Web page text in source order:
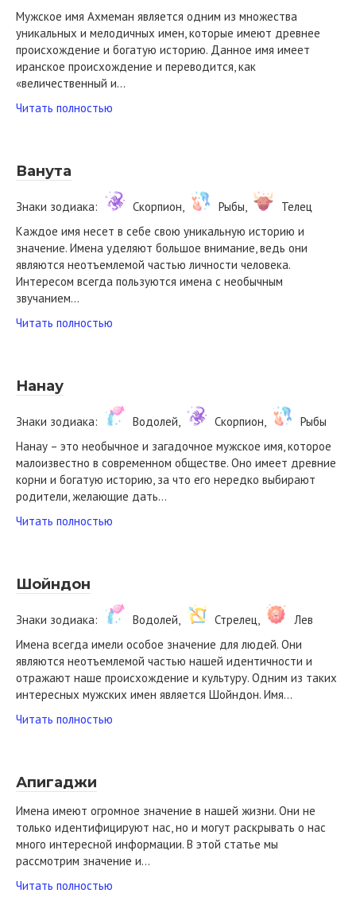
Мужское имя Ахмеман является одним из множества
уникальных и мелодичных имен, которые имеют древнее
происхождение и богатую историю. Данное имя имеет
иранское происхождение и переводится, как
«величественный и…
Читать полностью
Ванута
Знаки зодиака: Скорпион, Рыбы,
Телец
Каждое имя несет в себе свою уникальную историю и
значение. Имена уделяют большое внимание, ведь они
являются неотъемлемой частью личности человека.
Интересом всегда пользуются имена с необычным
звучанием…
Читать полностью
Нанау
Знаки зодиака: Водолей, Скорпион,
Рыбы
Нанау – это необычное и загадочное мужское имя, которое
малоизвестно в современном обществе. Оно имеет древние
корни и богатую историю, за что его нередко выбирают
родители, желающие дать…
Читать полностью
Шойндон
Знаки зодиака: Водолей, Стрелец,
Лев
Имена всегда имели особое значение для людей. Они
являются неотъемлемой частью нашей идентичности и
отражают наше происхождение и культуру. Одним из таких
интересных мужских имен является Шойндон. Имя…
Читать полностью
Апигаджи
Имена имеют огромное значение в нашей жизни. Они не
только идентифицируют нас, но и могут раскрывать о нас
много интересной информации. В этой статье мы
рассмотрим значение и…
Читать полностью